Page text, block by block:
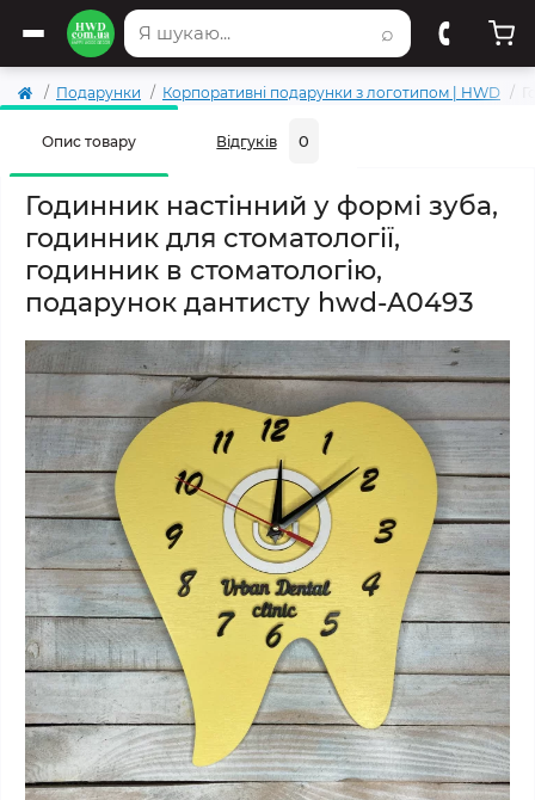
⌕
Подарунки Корпоративні подарунки з логотипом | HWD
Опис товару Відгуків 0
Годинник настінний у формі зуба,
годинник для стоматології,
годинник в стоматологію,
подарунок дантисту hwd-A0493